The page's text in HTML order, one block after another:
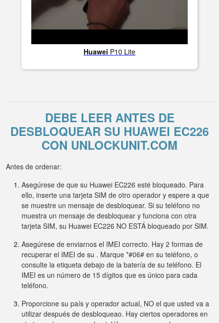
Huawei P10 Lite
DEBE LEER ANTES DE
DESBLOQUEAR SU HUAWEI EC226
CON UNLOCKUNIT.COM
Antes de ordenar:
Asegúrese de que su Huawei EC226 esté bloqueado. Para
ello, inserte una tarjeta SIM de otro operador y espere a que
se muestre un mensaje de desbloquear. Si su teléfono no
muestra un mensaje de desbloquear y funciona con otra
tarjeta SIM, su Huawei EC226 NO ESTÁ bloqueado por SIM.
Asegúrese de enviarnos el IMEI correcto. Hay 2 formas de
recuperar el IMEI de su . Marque *#06# en su teléfono, o
consulte la etiqueta debajo de la batería de su teléfono. El
IMEI es un número de 15 dígitos que es único para cada
teléfono.
Proporcione su país y operador actual, NO el que usted va a
utilizar después de desbloqueao. Hay ciertos operadores en